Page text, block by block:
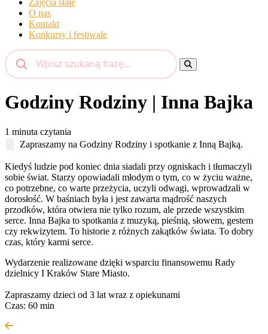
Zajęcia stałe
O nas
Kontakt
Konkursy i festiwale
Godziny Rodziny | Inna Bajka
1 minuta czytania
Zapraszamy na Godziny Rodziny i spotkanie z Inną Bajką.
Kiedyś ludzie pod koniec dnia siadali przy ogniskach i tłumaczyli
sobie świat. Starzy opowiadali młodym o tym, co w życiu ważne,
co potrzebne, co warte przeżycia, uczyli odwagi, wprowadzali w
dorosłość. W baśniach była i jest zawarta mądrość naszych
przodków, która otwiera nie tylko rozum, ale przede wszystkim
serce. Inna Bajka to spotkania z muzyką, pieśnią, słowem, gestem
czy rekwizytem. To historie z różnych zakątków świata. To dobry
czas, który karmi serce.
Wydarzenie realizowane dzięki wsparciu finansowemu Rady
dzielnicy I Kraków Stare Miasto.
Zapraszamy dzieci od 3 lat wraz z opiekunami
Czas: 60 min